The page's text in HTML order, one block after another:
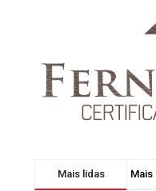
Mais lidas Mais